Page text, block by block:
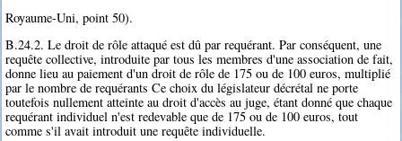
Royaume-Uni, point 50).
B.24.2. Le droit de rôle attaqué est dû par requérant. Par conséquent, une
requête collective, introduite par tous les membres d'une association de fait,
donne lieu au paiement d'un droit de rôle de 175 ou de 100 euros, multiplié
par le nombre de requérants Ce choix du législateur décrétal ne porte
toutefois nullement atteinte au droit d'accès au juge, étant donné que chaque
requérant individuel n'est redevable que de 175 ou de 100 euros, tout
comme s'il avait introduit une requête individuelle.